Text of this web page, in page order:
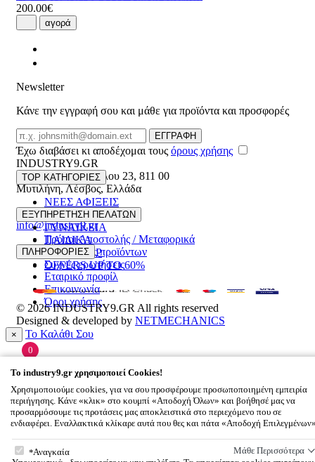
200.00€
αγορά
Newsletter
Κάνε την εγγραφή σου και μάθε για προϊόντα και προσφορές
Email
ΕΓΓΡΑΦΗ
Έχω διαβάσει κι αποδέχομαι τους όρους χρήσης
INDUSTRY9.GR
Ελευθέριου Βενιζέλου 23, 811 00
Μυτιλήνη,Λέσβος,Ελλάδα
22510 55629
info@industry9.gr
TOP ΚΑΤΗΓΟΡΙΕΣ
ΝΕΕΣ ΑΦΙΞΕΙΣ
ΑΝΔΡΙΚΑ
ΓΥΝΑΙΚΕΙΑ
ΠΑΙΔΙΚΑ
ΑΞΕΣΟΥΑΡ
OFFERS UP TO 60%
ΕΞΥΠΗΡΕΤΗΣΗ ΠΕΛΑΤΩΝ
Τρόποι Αποστολής / Μεταφορικά
Επιστροφές προϊόντων
Συχνές ερωτήσεις
ΠΛΗΡΟΦΟΡΙΕΣ
Εταιρικό προφίλ
Επικοινωνία
Όροι χρήσης
© 2026INDUSTRY9.GR All rights reserved
Designed & developed by NETMECHANICS
× Το Καλάθι Σου
0
To industry9.gr χρησιμοποιεί Cookies!
Χρησιμοποιούμε cookies, για να σου προσφέρουμε προσωποποιημένη εμπειρία
περιήγησης. Κάνε «κλικ» στο κουμπί «Αποδοχή Όλων» και βοήθησέ μας να
προσαρμόσουμε τις προτάσεις μας αποκλειστικά στο περιεχόμενο που σε
ενδιαφέρει. Εναλλακτικά κλίκαρε αυτά που θες και πάτα «Αποδοχή
To
Αναγκαία Μάθε Περισσότερα